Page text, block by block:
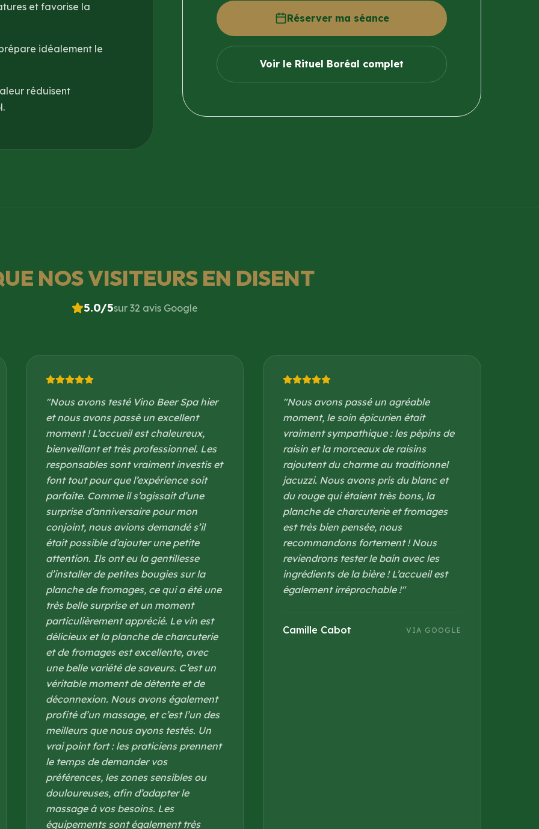
et favorise la
idéalement le
réduisent
Réserver ma séance
Voir le Rituel Boréal complet
NOS VISITEURS EN DISENT
5.0/5sur 32 avis Google
"Nous avons testé Vino Beer Spa hier
et nous avons passé un excellent
moment ! L’accueil est chaleureux,
bienveillant et très professionnel. Les
responsables sont vraiment investis et
font tout pour que l’expérience soit
parfaite. Comme il s’agissait d’une
surprise d’anniversaire pour mon
conjoint, nous avions demandé s’il
était possible d’ajouter une petite
attention. Ils ont eu la gentillesse
d’installer de petites bougies sur la
planche de fromages, ce qui a été une
très belle surprise et un moment
particulièrement apprécié. Le vin est
délicieux et la planche de charcuterie
et de fromages est excellente, avec
une belle variété de saveurs. C’est un
véritable moment de détente et de
déconnexion. Nous avons également
profité d’un massage, et c’est l’un des
meilleurs que nous ayons testés. Un
vrai point fort : les praticiens prennent
le temps de demander vos
préférences, les zones sensibles ou
douloureuses, afin d’adapter le
massage à vos besoins. Les
équipements sont également très
"Nous avons passé un agréable
moment, le soin épicurien était
vraiment sympathique : les pépins de
raisin et la morceaux de raisins
rajoutent du charme au traditionnel
jacuzzi. Nous avons pris du blanc et
du rouge qui étaient très bons, la
planche de charcuterie et fromages
est très bien pensée, nous
recommandons fortement ! Nous
reviendrons tester le bain avec les
ingrédients de la bière ! L’accueil est
également irréprochable !"
Camille Cabot VIA GOOGLE